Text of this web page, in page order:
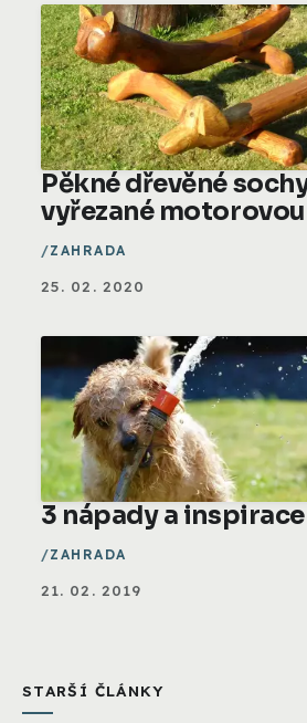
Pěkné dřevěné
vyřezané
ZAHRADA
25. 02. 2020
3 nápady a
ZAHRADA
21. 02. 2019
STARŠÍ ČLÁNKY